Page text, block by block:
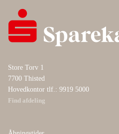
Store Torv 1
7700 Thisted
Hovedkontor tlf.: 9919 5000
Find afdeling